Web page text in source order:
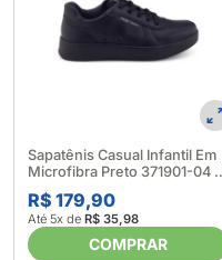
Sapatênis Casual Infantil Em
Microfibra Preto 371901-04 -
Pegada 635019_Preto
R$ 179,90
Até 5x de R$ 35,98
COMPRAR